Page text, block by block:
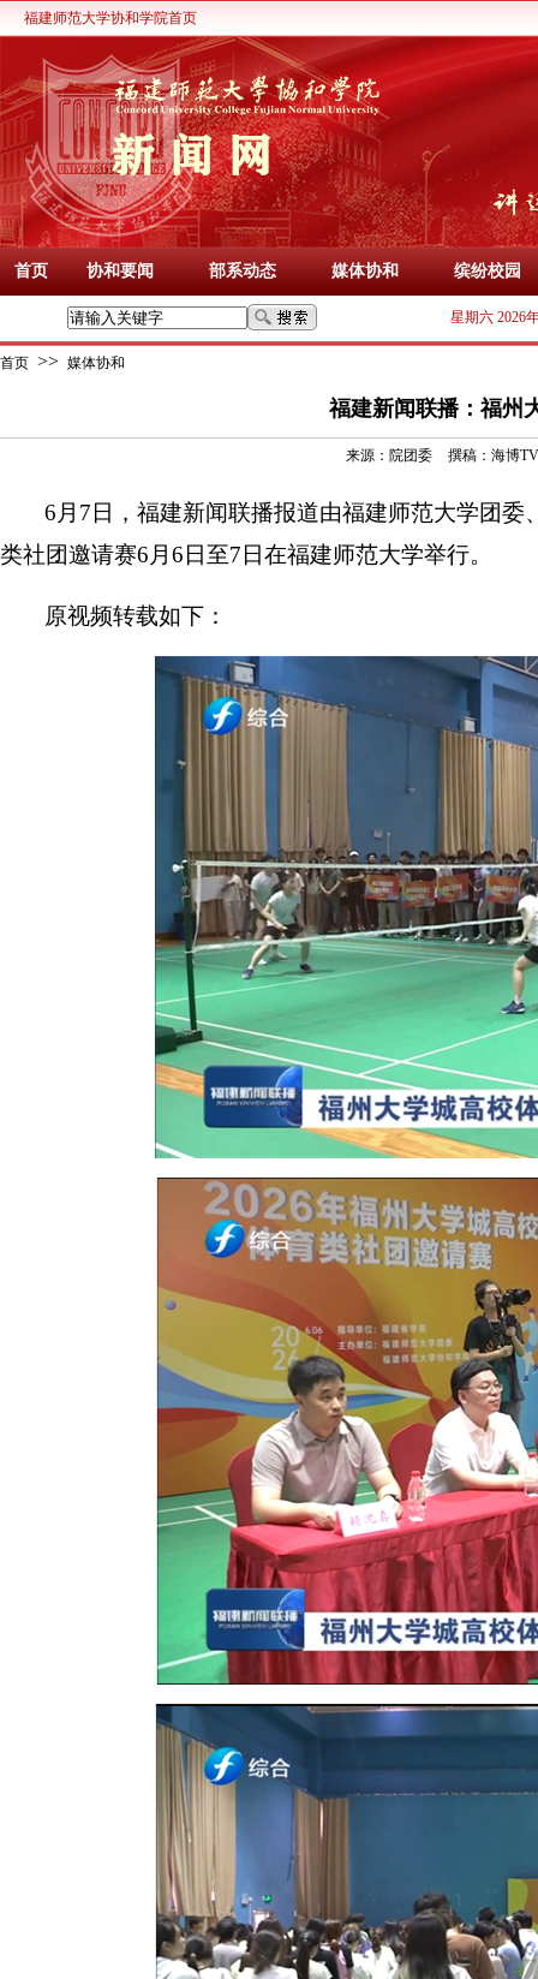
福建师范大学协和学院首页
首页 协和要闻 部系动态 媒体协和 缤纷校园
星期六 2026
首页 >> 媒体协和
福建新闻联播：福州
来源： 院团委 撰稿： 海博TV
6月7日，福建新闻联播报道由福建师范大学团
类社团邀请赛6月6日至7日在福建师范大学举行。
原视频转载如下：